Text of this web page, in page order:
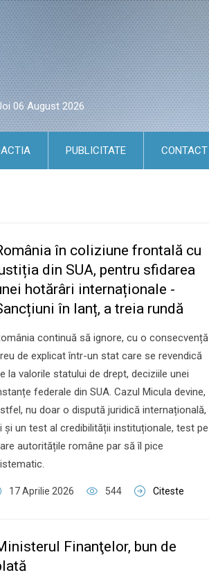
06 August 2026
PUBLICITATE CONTACT
în coliziune frontală cu
din SUA, pentru sfidarea
hotărâri internaționale -
în lanț, a treia rundă
continuă să ignore, cu o consecvență
de explicat într-un stat care se revendică
la valorile statului de drept, deciziile unei
federale din SUA. Cazul Micula devine,
nu doar o dispută juridică internațională,
și un test al credibilității instituționale, test pe
autoritățile române par să îl pice
17 Aprilie 2026 544 Citeste
Finanţelor, bun de